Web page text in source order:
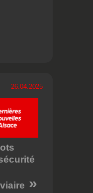
26.04.2025